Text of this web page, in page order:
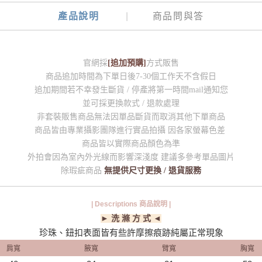
產品說明 商品問與答
官網採 [追加預購] 方式販售
商品追加時間為下單日後7-30個工作天不含假日
追加期間若不幸發生斷貨 / 停產將第一時間mail通知您
並可採更換款式 / 退款處理
非套裝販售商品無法因單品斷貨而取消其他下單商品
商品皆由專業攝影團隊進行實品拍攝 因各家螢幕色差
商品皆以實際商品顏色為準
外拍會因為室內外光線而影響深淺度 建議多參考單品圖片
除瑕疵商品 無提供尺寸更換 / 退貨服務
| Descriptions 商品說明 |
► 洗 滌 方 式 ◄
珍珠、鈕扣表面皆有些許摩擦痕跡純屬正常現象
肩寬 腋寬 臂寬 胸寬